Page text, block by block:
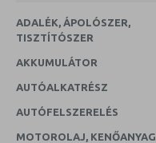
ADALÉK, ÁPOLÓSZER,
TISZTÍTÓSZER
AKKUMULÁTOR
AUTÓALKATRÉSZ
AUTÓFELSZERELÉS
MOTOROLAJ, KENŐANYAG